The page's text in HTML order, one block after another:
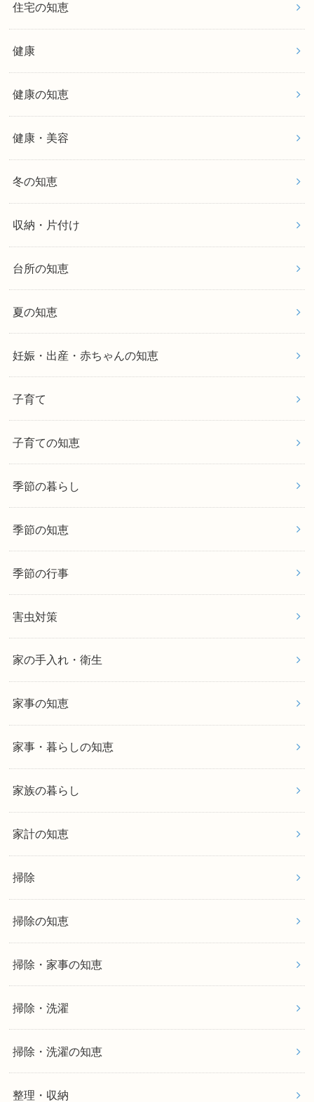
住宅の知恵
健康
健康の知恵
健康・美容
冬の知恵
収納・片付け
台所の知恵
夏の知恵
妊娠・出産・赤ちゃんの知恵
子育て
子育ての知恵
季節の暮らし
季節の知恵
季節の行事
害虫対策
家の手入れ・衛生
家事の知恵
家事・暮らしの知恵
家族の暮らし
家計の知恵
掃除
掃除の知恵
掃除・家事の知恵
掃除・洗濯
掃除・洗濯の知恵
整理・収納